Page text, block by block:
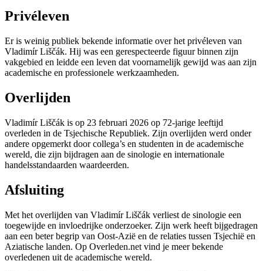
Privéleven
Er is weinig publiek bekende informatie over het privéleven van
Vladimír Liščák. Hij was een gerespecteerde figuur binnen zijn
vakgebied en leidde een leven dat voornamelijk gewijd was aan zijn
academische en professionele werkzaamheden.
Overlijden
Vladimír Liščák is op 23 februari 2026 op 72-jarige leeftijd
overleden in de Tsjechische Republiek. Zijn overlijden werd onder
andere opgemerkt door collega’s en studenten in de academische
wereld, die zijn bijdragen aan de sinologie en internationale
handelsstandaarden waardeerden.
Afsluiting
Met het overlijden van Vladimír Liščák verliest de sinologie een
toegewijde en invloedrijke onderzoeker. Zijn werk heeft bijgedragen
aan een beter begrip van Oost-Azië en de relaties tussen Tsjechië en
Aziatische landen. Op Overleden.net vind je meer bekende
overledenen uit de academische wereld.